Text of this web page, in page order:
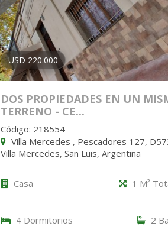
USD 220.000
DOS PROPIEDADES EN UN
TERRENO - CE...
Código: 218554
Villa Mercedes , Pescadores 127,
Villa Mercedes, San Luis, Argentina
Casa 1 M²
4 Dormitorios 2